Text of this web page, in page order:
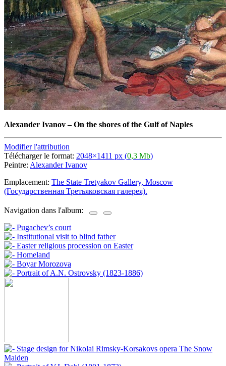
Alexander Ivanov–On the shores of the Gulf of Naples
Modifier l'attribution
Télécharger le format: 2048×1411 px (0,3 Mb)
Peintre: Alexander Ivanov
Emplacement: The State Tretyakov Gallery, Moscow
(Государственная Третьяковская галерея).
Navigation dans l'album: